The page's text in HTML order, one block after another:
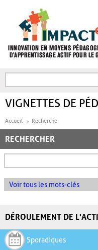
FORMULAIRE DE
VIGNETTES DE
Accueil Recherche
RECHERCHER
Voir tous les mots-clés
DÉROULEMENT DE
Sporadiques